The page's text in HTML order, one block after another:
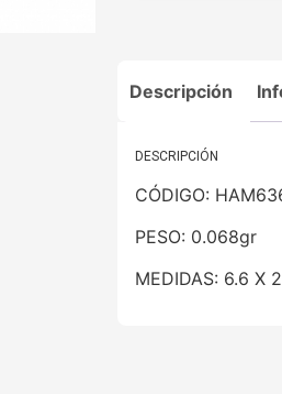
Descripción
DESCRIPCIÓN
CÓDIGO:
PESO: 0.068gr
MEDIDAS: 6.6 X